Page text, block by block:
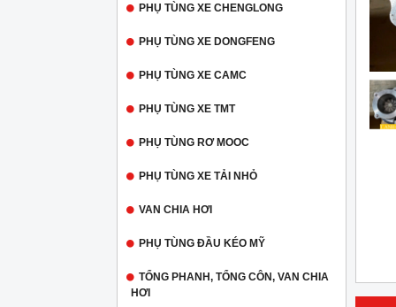
PHỤ TÙNG XE CHENGLONG
PHỤ TÙNG XE DONGFENG
PHỤ TÙNG XE CAMC
PHỤ TÙNG XE TMT
PHỤ TÙNG RƠ MOOC
PHỤ TÙNG XE TẢI NHỎ
VAN CHIA HƠI
PHỤ TÙNG ĐẦU KÉO MỸ
TỔNG PHANH, TỔNG CÔN, VAN CHIA
HƠI